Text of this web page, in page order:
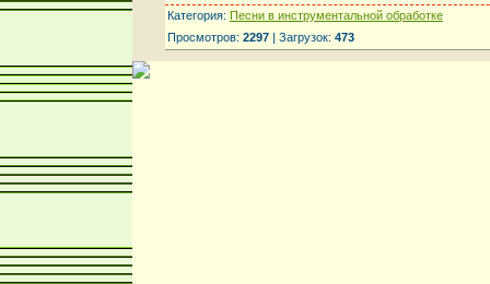
Категория: Песни в инструментальной обработке
Просмотров: 2297 | Загрузок: 473